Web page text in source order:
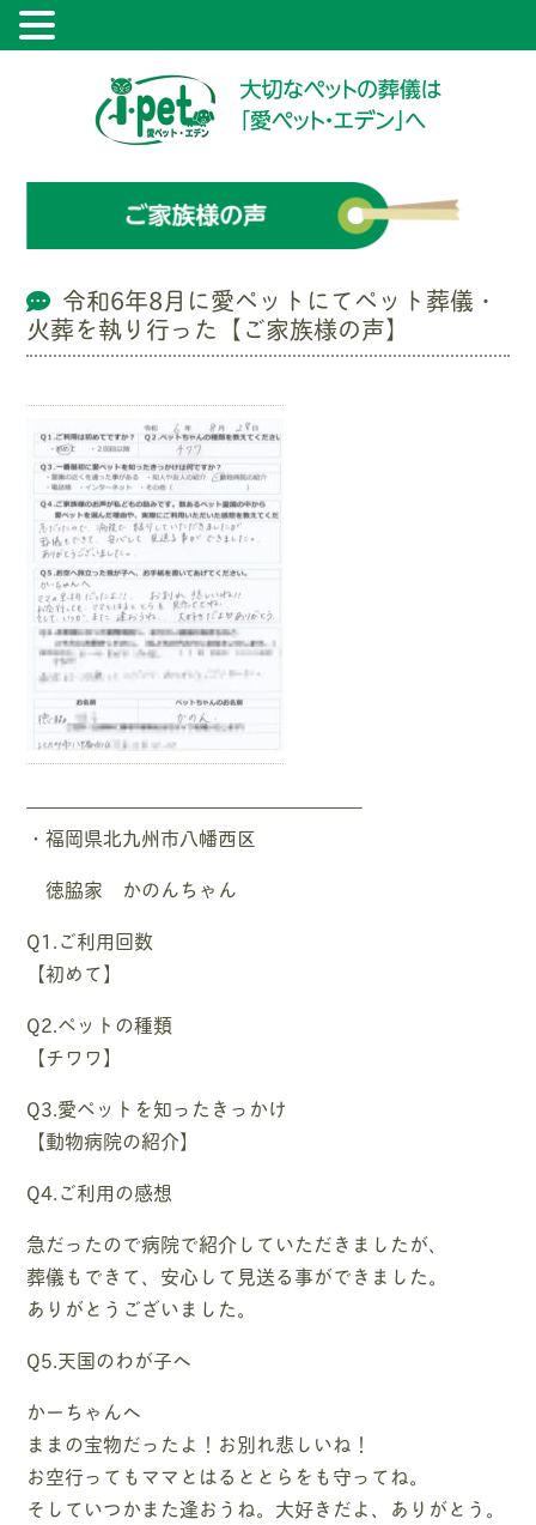
令和6年8月に愛ペットにてペット葬儀・
火葬を執り行った【ご家族様の声】
—————————————————–
・福岡県北九州市八幡西区
徳脇家 かのんちゃん
Q1.ご利用回数
【初めて】
Q2.ペットの種類
【チワワ】
Q3.愛ペットを知ったきっかけ
【動物病院の紹介】
Q4.ご利用の感想
急だったので病院で紹介していただきましたが、
葬儀もできて、安心して見送る事ができました。
ありがとうございました。
Q5.天国のわが子へ
かーちゃんへ
ままの宝物だったよ！お別れ悲しいね！
お空行ってもママとはるととらをも守ってね。
そしていつかまた逢おうね。大好きだよ、ありがとう。